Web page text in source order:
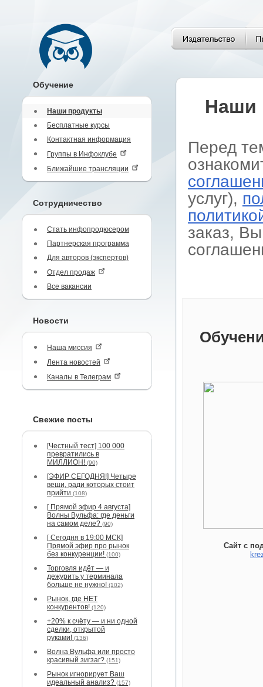
Обучение
Наши продукты
Бесплатные курсы
Контактная информация
Группы в Инфоклубе
Ближайшие трансляции
Сотрудничество
Стать инфопродюсером
Партнерская программа
Для авторов (экспертов)
Отдел продаж
Все вакансии
Новости
Наша миссия
Лента новостей
Каналы в Телеграм
Свежие посты
[Честный тест] 100 000
превратились в
МИЛЛИОН! (90)
[ЭФИР СЕГОДНЯ!] Четыре
вещи, ради которых стоит
прийти (108)
[ Прямой эфир 4 августа]
Волны Вульфа: где деньги
на самом деле? (90)
[ Сегодня в 19:00 МСК]
Прямой эфир про рынок
без конкуренции! (100)
Торговля идёт — и
дежурить у терминала
больше не нужно! (102)
Рынок, где НЕТ
конкурентов! (120)
+20% к счёту — и ни одной
сделки, открытой
руками! (136)
Волна Вульфа или просто
красивый зигзаг? (151)
Рынок игнорирует Ваш
идеальный анализ? (157)
Наши
Перед
услуг),
заказ,
Сайт с